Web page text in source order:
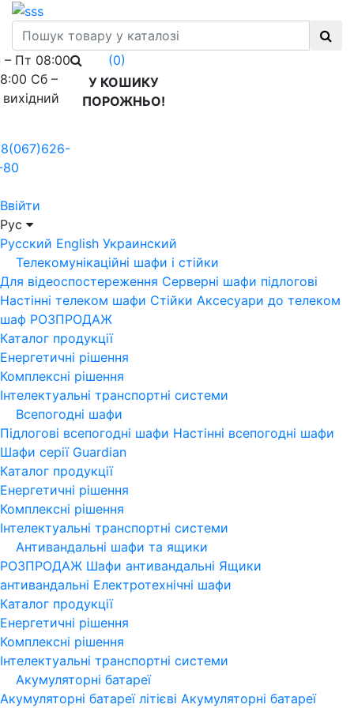
– Пт 08:00
Сб –
80
(0)
У КОШИКУ
ПОРОЖНЬО!
Ввійти
Рус
Русский English Украинский
Телекомунікаційні шафи і стійки
Для відеоспостереження Серверні шафи підлогові
Настінні телеком шафи Стійки Аксесуари до телеком
шаф РОЗПРОДАЖ
Каталог продукції
Енергетичні рішення
Комплексні рішення
Інтелектуальні транспортні системи
Всепогодні шафи
Підлогові всепогодні шафи Настінні всепогодні шафи
Шафи серії Guardian
Каталог продукції
Енергетичні рішення
Комплексні рішення
Інтелектуальні транспортні системи
Антивандальні шафи та ящики
РОЗПРОДАЖ Шафи антивандальні Ящики
антивандальні Електротехнічні шафи
Каталог продукції
Енергетичні рішення
Комплексні рішення
Інтелектуальні транспортні системи
Акумуляторні батареї
Акумуляторні батареї літієві Акумуляторні батареї